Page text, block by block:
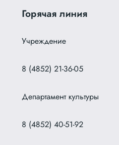
Горячая линия
Учреждение
8 (4852) 21-36-05
Департамент культуры
8 (4852) 40-51-92